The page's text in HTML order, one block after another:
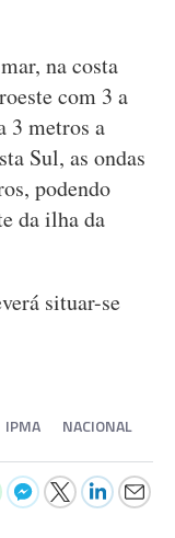
na costa
com 3 a
3 metros a
Sul, as ondas
podendo
da ilha da
situar-se
IPMA NACIONAL